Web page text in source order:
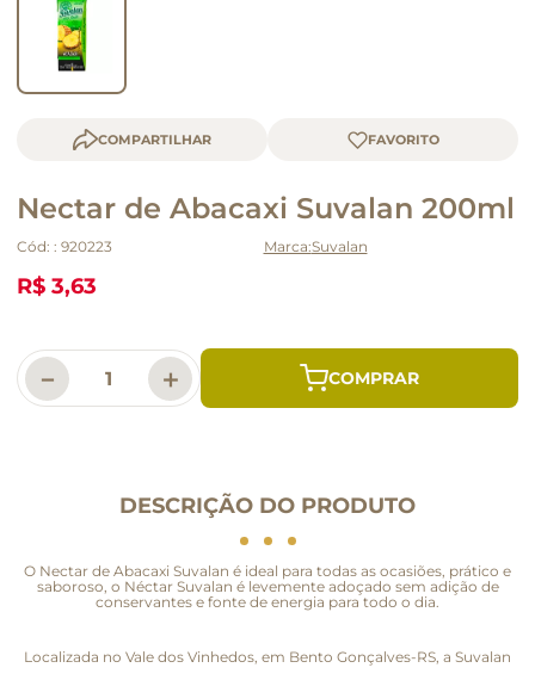
COMPARTILHAR
Nectar de Abacaxi Suvalan 200ml
Cód: : 920223 Suvalan
R$ 3,63
＋
－
DESCRIÇÃO DO PRODUTO
O Nectar de Abacaxi Suvalan é ideal para todas as ocasiões, prático e
saboroso, o Néctar Suvalan é levemente adoçado sem adição de
conservantes e fonte de energia para todo o dia.
Localizada no Vale dos Vinhedos, em Bento Gonçalves-RS, a Suvalan